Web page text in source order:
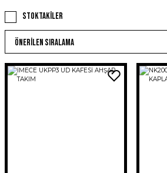
Stoktakiler